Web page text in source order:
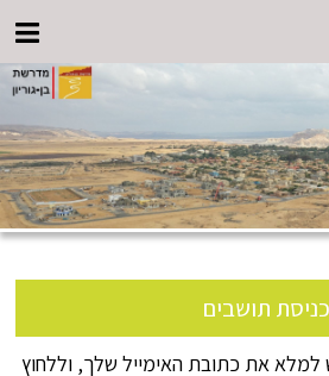
כניסת תושבים
את כתובת האימייל שלך, וללחוץ